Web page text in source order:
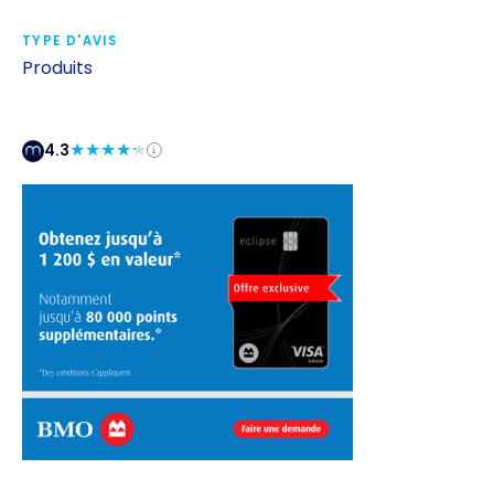
TYPE D'AVIS
Produits
4.3